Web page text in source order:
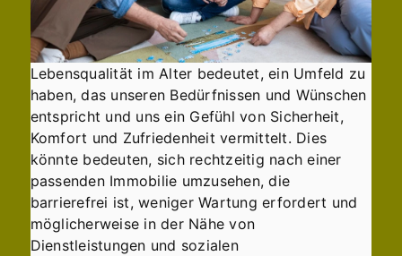
Lebensqualität im Alter bedeutet, ein Umfeld zu
haben, das unseren Bedürfnissen und Wünschen
entspricht und uns ein Gefühl von Sicherheit,
Komfort und Zufriedenheit vermittelt. Dies
könnte bedeuten, sich rechtzeitig nach einer
passenden Immobilie umzusehen, die
barrierefrei ist, weniger Wartung erfordert und
möglicherweise in der Nähe von
Dienstleistungen und sozialen